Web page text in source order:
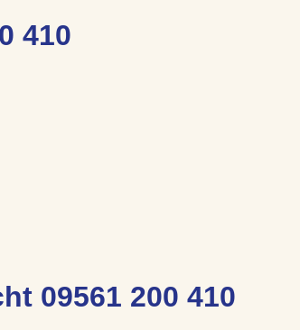
410
09561 200 410